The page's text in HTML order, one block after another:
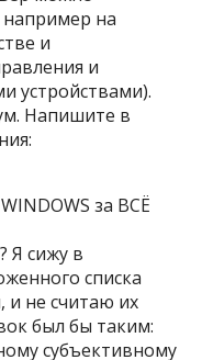
например на
и
и
устройствами).
Напишите в
за ВСЁ
Я сижу в
списка
и не считаю их
был бы таким:
субъективному